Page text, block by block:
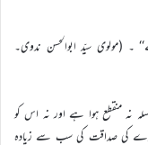
شروع ہوتی ہے‘‘ ۔ (مولوی سیّد ابوالحسن ندوی۔
نہ منقطع ہوا ہے اور نہ اس کو
کی صداقت کی سب سے زیادہ